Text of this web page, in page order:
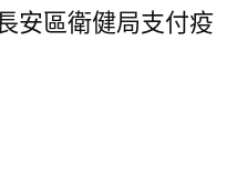
安區衛健局支付疫